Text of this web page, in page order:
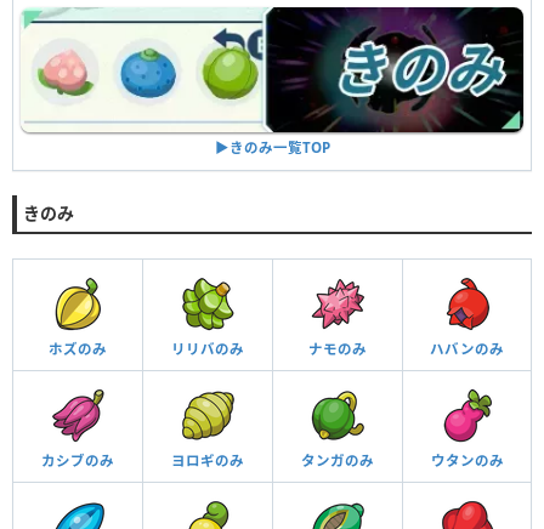
▶︎きのみ一覧TOP
きのみ
ホズのみ リリバのみ ナモのみ ハバンのみ
カシブのみ ヨロギのみ タンガのみ ウタンのみ